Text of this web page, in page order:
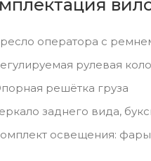
оператора с
рулевая
решётка груза
заднего вида,
освещения: